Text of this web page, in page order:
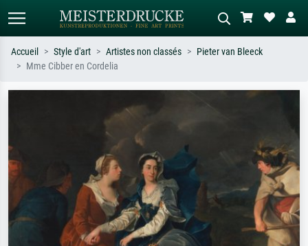
ex. Monet, Nuit étoilée,
impressionnisme, vague de Hokusai,
Accueil Style d'art Artistes non classés
Pieter van Bleeck
Mme Cibber en Cordelia